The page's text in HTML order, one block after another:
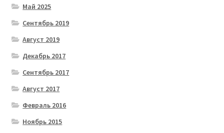
Май 2025
Сентябрь 2019
Август 2019
Декабрь 2017
Сентябрь 2017
Август 2017
Февраль 2016
Ноябрь 2015